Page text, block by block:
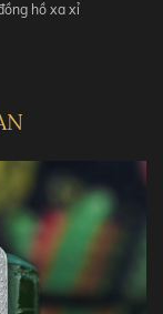
hồ xa xỉ